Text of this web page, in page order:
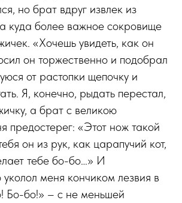
но брат вдруг извлек из
куда более важное сокровище
«Хочешь увидеть, как он
он торжественно и подобрал
от растопки щепочку и
Я, конечно, рыдать перестал,
а брат с великою
предостерег: «Этот нож такой
он из рук, как царапучий кот,
тебе бо-бо…» И
меня кончиком лезвия в
Бо-бо!» – с не меньшей